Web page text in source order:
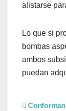
alistarse
Lo que si
bombas
ambos
puedan